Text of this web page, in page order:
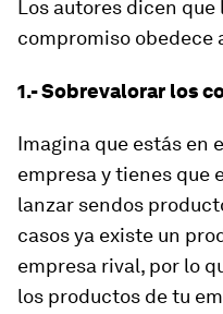
Los autores dicen que
compromiso obedece
1.- Sobrevalorar los
Imagina que estás en
empresa y tienes que
lanzar sendos
casos ya existe un
empresa rival, por lo
los productos de tu